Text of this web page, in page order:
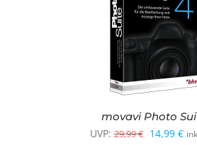
movavi Photo
UVP: 29,99€ 14,99 €